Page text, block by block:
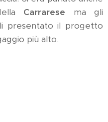
Carrarese ma gli
presentato il progetto
più alto.